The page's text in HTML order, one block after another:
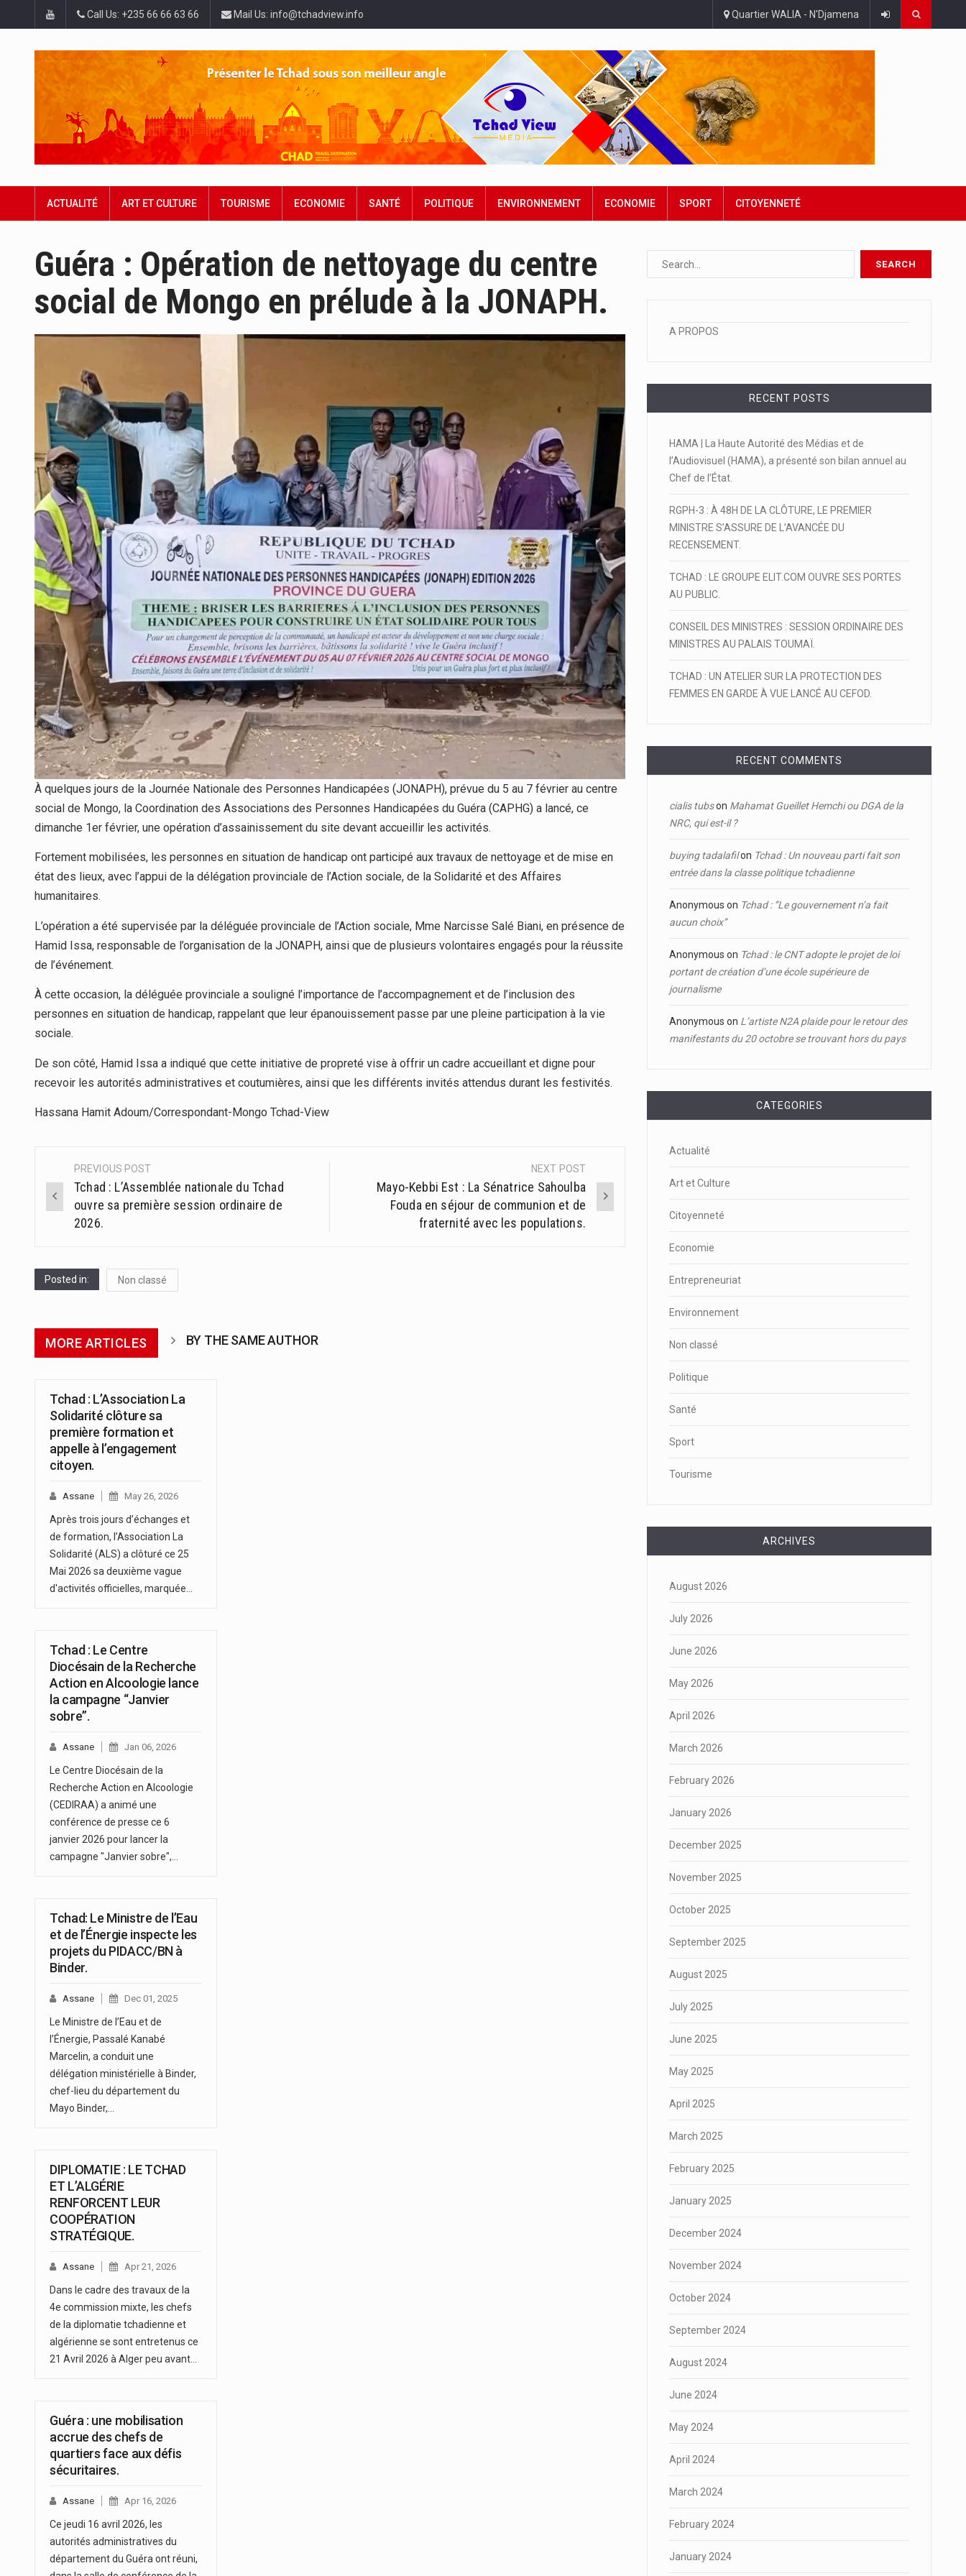
Call Us: +235 66 66 63 66 Mail Us: info@tchadview.info Quartier WALIA - N'Djamena
ACTUALITÉ ART ET CULTURE TOURISME ECONOMIE SANTÉ POLITIQUE ENVIRONNEMENT ECONOMIE SPORT CITOYENNETÉ
Guéra : Opération de nettoyage du centre
social de Mongo en prélude à la JONAPH.
À quelques jours de la Journée Nationale des Personnes Handicapées (JONAPH), prévue du 5 au 7 février au centre
social de Mongo, la Coordination des Associations des Personnes Handicapées du Guéra (CAPHG) a lancé, ce
dimanche 1er février, une opération d’assainissement du site devant accueillir les activités.
Fortement mobilisées, les personnes en situation de handicap ont participé aux travaux de nettoyage et de mise en
état des lieux, avec l’appui de la délégation provinciale de l’Action sociale, de la Solidarité et des Affaires
humanitaires.
L’opération a été supervisée par la déléguée provinciale de l’Action sociale, Mme Narcisse Salé Biani, en présence de
Hamid Issa, responsable de l’organisation de la JONAPH, ainsi que de plusieurs volontaires engagés pour la réussite
de l’événement.
À cette occasion, la déléguée provinciale a souligné l’importance de l’accompagnement et de l’inclusion des
personnes en situation de handicap, rappelant que leur épanouissement passe par une pleine participation à la vie
sociale.
De son côté, Hamid Issa a indiqué que cette initiative de propreté vise à offrir un cadre accueillant et digne pour
recevoir les autorités administratives et coutumières, ainsi que les différents invités attendus durant les festivités.
Hassana Hamit Adoum/Correspondant-Mongo Tchad-View
Post
navigation
PREVIOUS POST
Tchad : L’Assemblée nationale du Tchad
ouvre sa première session ordinaire de
2026.
NEXT POST
Mayo-Kebbi Est : La Sénatrice Sahoulba
Fouda en séjour de communion et de
fraternité avec les populations.
Posted in: Non classé
MORE ARTICLES BY THE SAME AUTHOR
Tchad : L’Association La
Solidarité clôture sa
première formation et
appelle à l’engagement
citoyen.
Assane May 26, 2026
Après trois jours d’échanges et
de formation, l’Association La
Solidarité (ALS) a clôturé ce 25
Mai 2026 sa deuxième vague
d'activités officielles, marquée…
Tchad : Le Centre
Diocésain de la Recherche
Action en Alcoologie lance
la campagne “Janvier
sobre”.
Assane Jan 06, 2026
Le Centre Diocésain de la
Recherche Action en Alcoologie
(CEDIRAA) a animé une
conférence de presse ce 6
janvier 2026 pour lancer la
campagne "Janvier sobre",…
Tchad: Le Ministre de l’Eau
et de l’Énergie inspecte les
projets du PIDACC/BN à
Binder.
Assane Dec 01, 2025
Le Ministre de l’Eau et de
l’Énergie, Passalé Kanabé
Marcelin, a conduit une
délégation ministérielle à Binder,
chef-lieu du département du
Mayo Binder,…
DIPLOMATIE : LE TCHAD
ET L’ALGÉRIE
RENFORCENT LEUR
COOPÉRATION
STRATÉGIQUE.
Assane Apr 21, 2026
Dans le cadre des travaux de la
4e commission mixte, les chefs
de la diplomatie tchadienne et
algérienne se sont entretenus ce
21 Avril 2026 à Alger peu avant…
Guéra : une mobilisation
accrue des chefs de
quartiers face aux défis
sécuritaires.
Assane Apr 16, 2026
Ce jeudi 16 avril 2026, les
autorités administratives du
département du Guéra ont réuni,
A PROPOS
RECENT POSTS
HAMA | La Haute Autorité des Médias et de
l’Audiovisuel (HAMA), a présenté son bilan annuel au
Chef de l’État.
RGPH-3 : À 48H DE LA CLÔTURE, LE PREMIER
MINISTRE S’ASSURE DE L’AVANCÉE DU
RECENSEMENT.
TCHAD : LE GROUPE ELIT.COM OUVRE SES PORTES
AU PUBLIC.
CONSEIL DES MINISTRES : SESSION ORDINAIRE DES
MINISTRES AU PALAIS TOUMAÏ.
TCHAD : UN ATELIER SUR LA PROTECTION DES
FEMMES EN GARDE À VUE LANCÉ AU CEFOD.
RECENT COMMENTS
cialis tubson Mahamat Gueillet Hemchi ou DGA de la
NRC, qui est-il ?
buying tadalafilon Tchad : Un nouveau parti fait son
entrée dans la classe politique tchadienne
Anonymous on Tchad : ‘’Le gouvernement n’a fait
aucun choix’’
Anonymous on Tchad : le CNT adopte le projet de loi
portant de création d’une école supérieure de
journalisme
Anonymous on L’artiste N2A plaide pour le retour des
manifestants du 20 octobre se trouvant hors du pays
CATEGORIES
Actualité
Art et Culture
Citoyenneté
Economie
Entrepreneuriat
Environnement
Non classé
Politique
Santé
Sport
Tourisme
ARCHIVES
August 2026
July 2026
June 2026
May 2026
April 2026
March 2026
February 2026
January 2026
December 2025
November 2025
October 2025
September 2025
August 2025
July 2025
June 2025
May 2025
April 2025
March 2025
February 2025
January 2025
December 2024
November 2024
October 2024
September 2024
August 2024
June 2024
May 2024
April 2024
March 2024
February 2024
January 2024